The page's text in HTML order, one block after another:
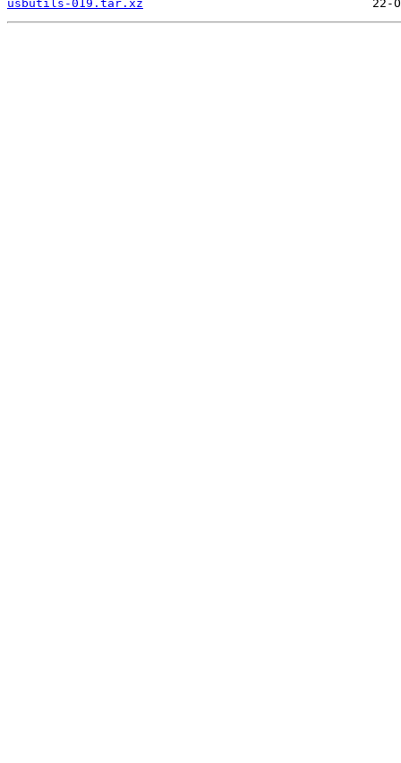
usbutils-019.tar.xz